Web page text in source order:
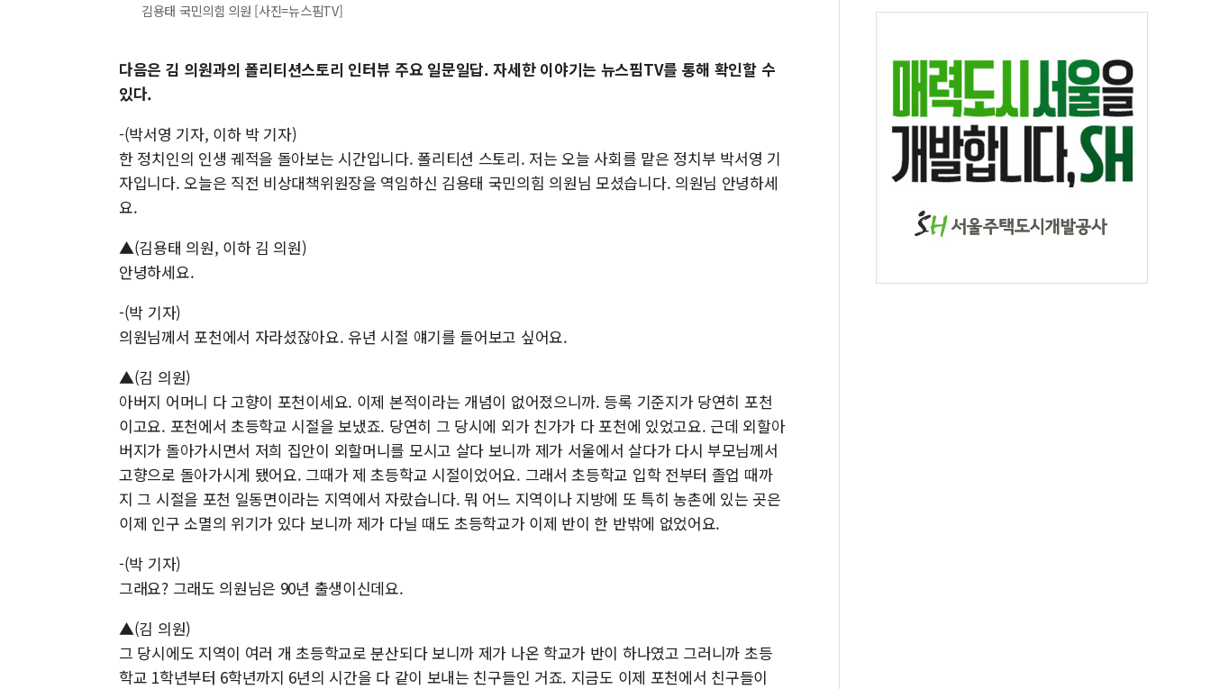
김용태 국민의힘 의원 [사진=뉴스핌TV]
다음은 김 의원과의 폴리티션스토리 인터뷰 주요 일문일답. 자세한 이야기는 뉴스핌TV를 통해 확인할 수
있다.
-(박서영 기자, 이하 박 기자)
한 정치인의 인생 궤적을 돌아보는 시간입니다. 폴리티션 스토리. 저는 오늘 사회를 맡은 정치부 박서영 기
자입니다. 오늘은 직전 비상대책위원장을 역임하신 김용태 국민의힘 의원님 모셨습니다. 의원님 안녕하세
요.
▲(김용태 의원, 이하 김 의원)
안녕하세요.
-(박 기자)
의원님께서 포천에서 자라셨잖아요. 유년 시절 얘기를 들어보고 싶어요.
▲(김 의원)
아버지 어머니 다 고향이 포천이세요. 이제 본적이라는 개념이 없어졌으니까. 등록 기준지가 당연히 포천
이고요. 포천에서 초등학교 시절을 보냈죠. 당연히 그 당시에 외가 친가가 다 포천에 있었고요. 근데 외할아
버지가 돌아가시면서 저희 집안이 외할머니를 모시고 살다 보니까 제가 서울에서 살다가 다시 부모님께서
고향으로 돌아가시게 됐어요. 그때가 제 초등학교 시절이었어요. 그래서 초등학교 입학 전부터 졸업 때까
지 그 시절을 포천 일동면이라는 지역에서 자랐습니다. 뭐 어느 지역이나 지방에 또 특히 농촌에 있는 곳은
이제 인구 소멸의 위기가 있다 보니까 제가 다닐 때도 초등학교가 이제 반이 한 반밖에 없었어요.
-(박 기자)
그래요? 그래도 의원님은 90년 출생이신데요.
▲(김 의원)
그 당시에도 지역이 여러 개 초등학교로 분산되다 보니까 제가 나온 학교가 반이 하나였고 그러니까 초등
학교 1학년부터 6학년까지 6년의 시간을 다 같이 보내는 친구들인 거죠. 지금도 이제 포천에서 친구들이